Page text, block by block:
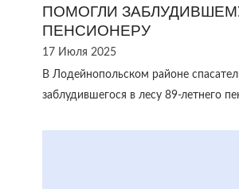
ПОМОГЛИ
ПЕНСИОНЕРУ
17 Июля 2025
В Лодейнопольском районе
заблудившегося в лесу 89-летнего